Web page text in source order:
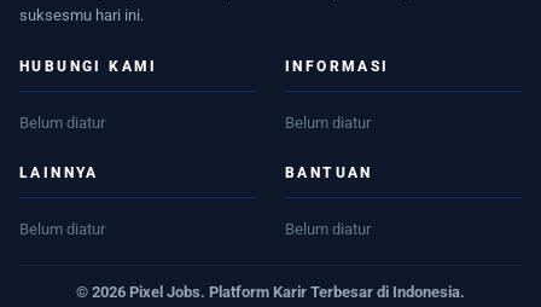
suksesmu hari ini.
HUBUNGI KAMI
Belum diatur
INFORMASI
Belum diatur
LAINNYA
Belum diatur
BANTUAN
Belum diatur
© 2026 Pixel Jobs. Platform Karir Terbesar di Indonesia.